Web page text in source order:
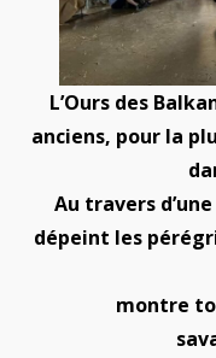
L’Ours des
anciens, pour la
Au travers
dépeint les
montre